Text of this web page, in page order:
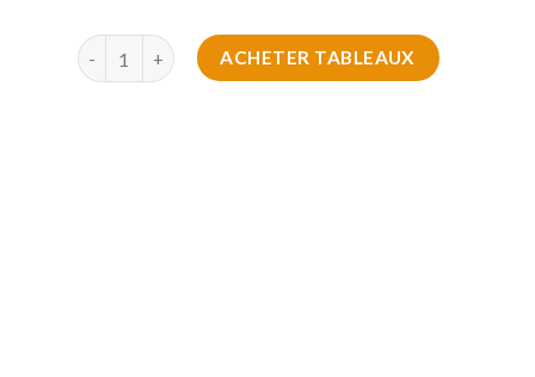
quantité de Tableaux Iron Man Héros Éternel 2025
ACHETER TABLEAUX